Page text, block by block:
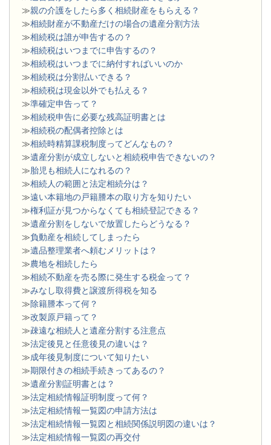
≫親の介護をしたら多く相続財産をもらえる？
≫相続財産が不動産だけの場合の遺産分割方法
≫相続税は誰が申告するの？
≫相続税はいつまでに申告するの？
≫相続税はいつまでに納付すればいいのか
≫相続税は分割払いできる？
≫相続税は現金以外でも払える？
≫準確定申告って？
≫相続税申告に必要な残高証明書とは
≫相続税の配偶者控除とは
≫相続時精算課税制度ってどんなもの？
≫遺産分割が成立しないと相続税申告できないの？
≫胎児も相続人になれるの？
≫相続人の範囲と法定相続分は？
≫遠い本籍地の戸籍謄本の取り方を知りたい
≫権利証が見つからなくても相続登記できる？
≫遺産分割をしないで放置したらどうなる？
≫負動産を相続してしまったら
≫遺品整理業者へ頼むメリットは？
≫農地を相続したら
≫相続不動産を売る際に発生する税金って？
≫みなし取得費と譲渡所得税を知る
≫除籍謄本って何？
≫改製原戸籍って？
≫疎遠な相続人と遺産分割する注意点
≫法定後見と任意後見の違いは？
≫成年後見制度について知りたい
≫期限付きの相続手続きってあるの？
≫遺産分割証明書とは？
≫法定相続情報証明制度って何？
≫法定相続情報一覧図の申請方法は
≫法定相続情報一覧図と相続関係説明図の違いは？
≫法定相続情報一覧図の再交付